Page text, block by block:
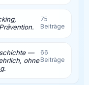
75
Beiträge
—
ohne
66
Beiträge